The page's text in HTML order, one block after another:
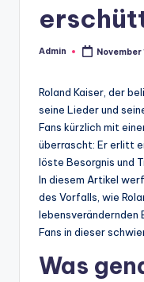
Posted
Admin November
Roland Kaiser, der
seine Lieder und
Fans kürzlich mit
überrascht: Er erlitt
löste Besorgnis und
In diesem Artikel
des Vorfalls, wie
lebensverändernden
Fans in dieser
Was